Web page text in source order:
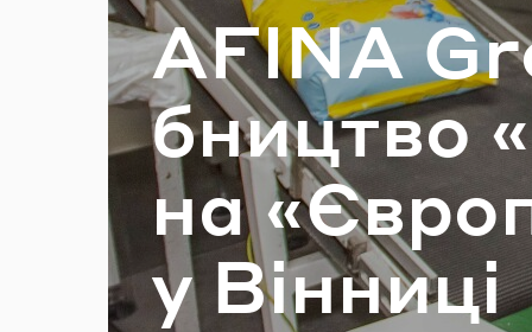
AFINA
бни­цтво
на
у Він­ни­ці